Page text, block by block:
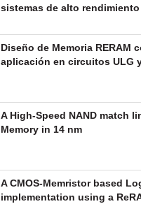
sistemas de alto rendimiento
Diseño de Memoria RERAM
aplicación en circuitos ULG
A High-Speed NAND match
Memory in 14 nm
A CMOS-Memristor based
implementation using a